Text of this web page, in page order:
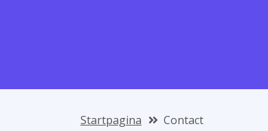
Startpagina Contact